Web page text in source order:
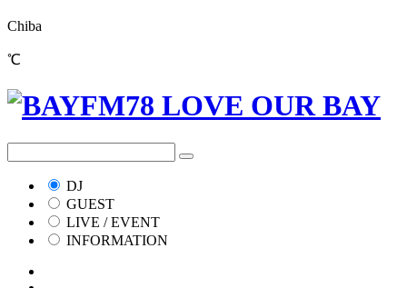
Chiba
℃
DJ
GUEST
LIVE / EVENT
INFORMATION